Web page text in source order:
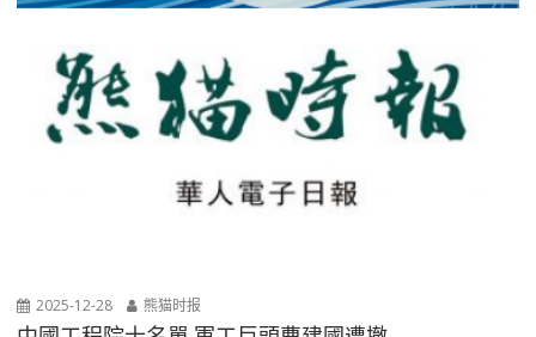
2025-12-28 熊猫时报